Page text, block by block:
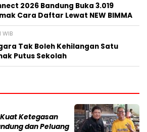
2026 Bandung Buka 3.019
Cara Daftar Lewat NEW BIMMA
Tak Boleh Kehilangan Satu
Putus Sekolah
Ketegasan
dan Peluang